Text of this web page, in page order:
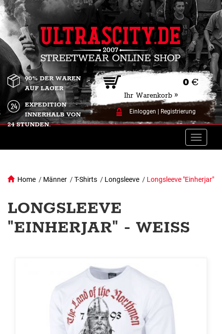
0 €
Ihr Warenkorb »
Einloggen Registrierung
90% DER WAREN
AUF LAGER
EXPEDITION
INNERHALB VON
24 STUNDEN.
Toggle
Home / Männer /T-Shirts / Longsleeve / Longsleeve "Einherjar"
LONGSLEEVE
"EINHERJAR" - WEISS